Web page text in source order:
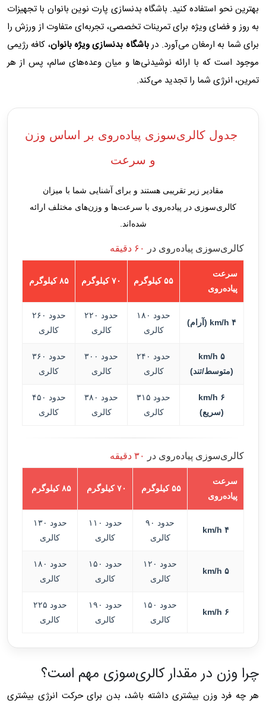
بهترین نحو استفاده کنید. باشگاه بدنسازی پارت نوین بانوان با تجهیزات
به ‌روز و فضای ویژه برای تمرینات تخصصی، تجربه‌ای متفاوت از ورزش را
برای شما به ارمغان می‌آورد. درباشگاه بدنسازی ویژه بانوان، کافه رژیمی
موجود است که با ارائه نوشیدنی‌ها و میان ‌وعده‌های سالم، پس از هر
تمرین، انرژی شما را تجدید می‌کند.
جدول کالری‌سوزی پیاده‌روی بر اساس وزن
و سرعت
مقادیر زیر تقریبی هستند و برای آشنایی شما با میزان
کالری‌سوزی در پیاده‌روی با سرعت‌ها و وزن‌های مختلف ارائه
شده‌اند.
کالری‌سوزی پیاده‌روی در ۶۰ دقیقه
سرعت
پیاده‌روی
۵۵ کیلوگرم ۷۰ کیلوگرم ۸۵ کیلوگرم
۴ km/h (آرام)
حدود ۱۸۰
کالری
حدود ۲۲۰
کالری
حدود ۲۶۰
کالری
۵ km/h
(متوسط/تند)
حدود ۲۴۰
کالری
حدود ۳۰۰
کالری
حدود ۳۶۰
کالری
۶ km/h
(سریع)
حدود ۳۱۵
کالری
حدود ۳۸۰
کالری
حدود ۴۵۰
کالری
کالری‌سوزی پیاده‌روی در ۳۰ دقیقه
سرعت
پیاده‌روی
۵۵ کیلوگرم ۷۰ کیلوگرم ۸۵ کیلوگرم
۴ km/h
حدود ۹۰
کالری
حدود ۱۱۰
کالری
حدود ۱۳۰
کالری
۵ km/h
حدود ۱۲۰
کالری
حدود ۱۵۰
کالری
حدود ۱۸۰
کالری
۶ km/h
حدود ۱۵۰
کالری
حدود ۱۹۰
کالری
حدود ۲۲۵
کالری
چرا وزن در مقدار کالری‌سوزی مهم است؟
هر چه فرد وزن بیشتری داشته باشد، بدن برای حرکت انرژی بیشتری